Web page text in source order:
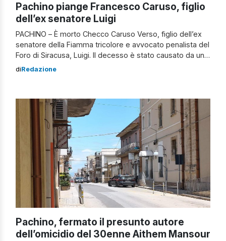
Pachino piange Francesco Caruso, figlio
dell’ex senatore Luigi
PACHINO – È morto Checco Caruso Verso, figlio dell’ex
senatore della Fiamma tricolore e avvocato penalista del
Foro di Siracusa, Luigi. Il decesso è stato causato da un
malore improvviso, avvertito mentre si trovava a
territoriale di emergenza di […]
diRedazione
Pachino, fermato il presunto autore
dell’omicidio del 30enne Aithem Mansour